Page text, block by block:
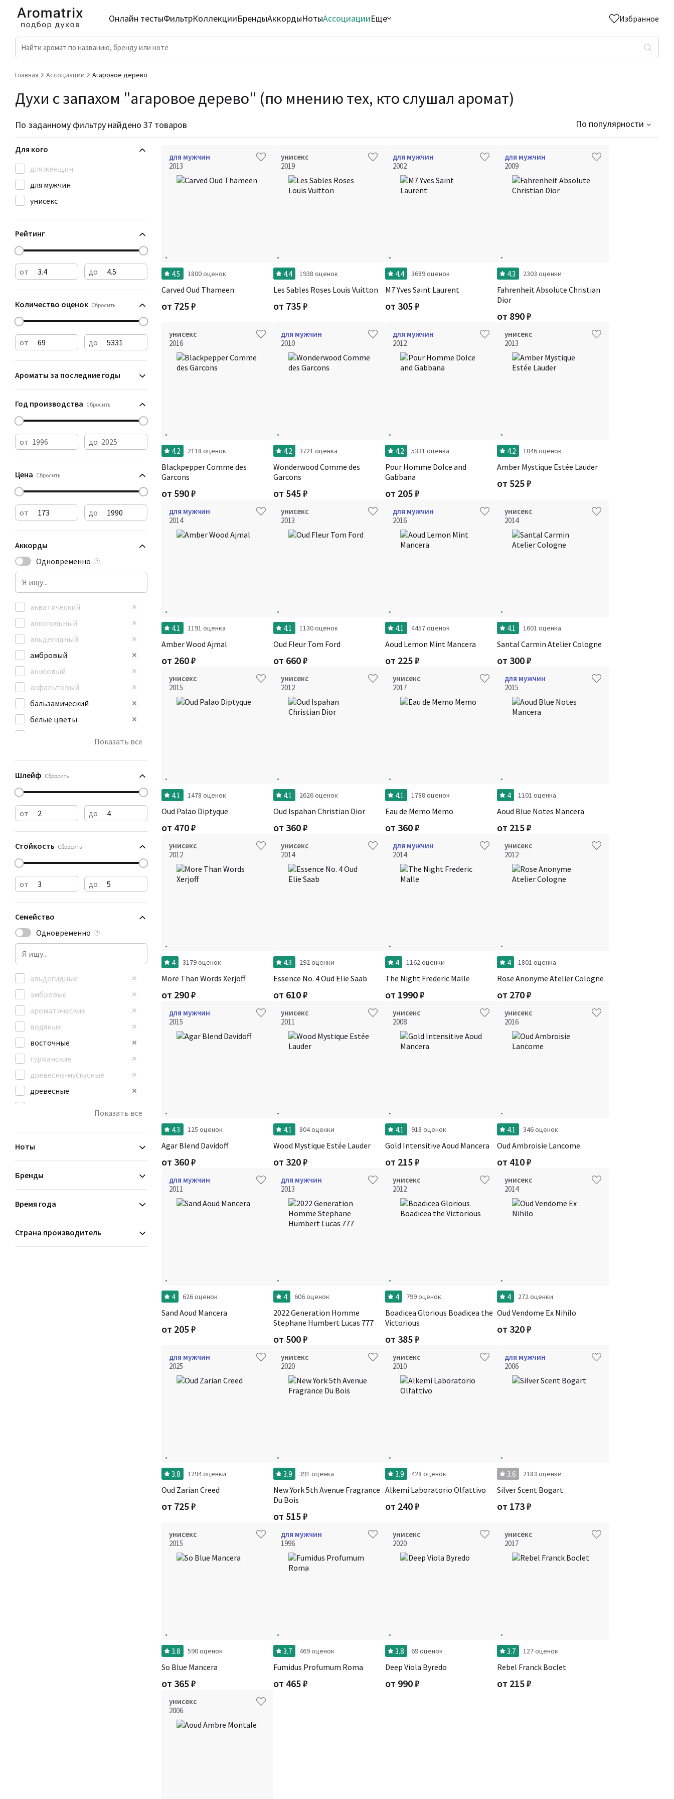
Онлайн тестыФильтрКоллекцииБрендыАккордыНотыАссоциацииЕще Избранное
Главная Ассоциации Агаровое дерево
Духи с запахом "агаровое дерево" (по мнению тех, кто слушал аромат)
По заданному фильтру найдено 37 товаров По популярности
Для кого
для женщин
для мужчин
унисекс
Рейтинг
от до
Количество оценок Сбросить
от до
Ароматы за последние годы
Год производства Сбросить
от до
Цена Сбросить
от до
Аккорды
Одновременно
?
акватический
алкогольный
альдегидный
амбровый
анисовый
асфальтовый
бальзамический
белые цветы
Показать все
Шлейф Сбросить
от до
Стойкость Сбросить
от до
Семейство
Одновременно
?
альдегидные
амбровые
ароматические
водяные
восточные
гурманские
древесно-мускусные
древесные
Показать все
Ноты
Бренды
Время года
Страна производитель
для мужчин
2013
4.5 1800 оценок
Carved Oud Thameen
от 725₽
унисекс
2019
4.4 1938 оценок
Les Sables Roses Louis Vuitton
от 735₽
для мужчин
2002
4.4 3689 оценок
M7 Yves Saint Laurent
от 305₽
для мужчин
2009
4.3 2303 оценки
Fahrenheit Absolute Christian
Dior
от 890₽
унисекс
2016
4.2 2118 оценок
Blackpepper Comme des
Garcons
от 590₽
для мужчин
2010
4.2 3721 оценка
Wonderwood Comme des
Garcons
от 545₽
для мужчин
2012
4.2 5331 оценка
Pour Homme Dolce and
Gabbana
от 205₽
унисекс
2013
4.2 1046 оценок
Amber Mystique Estée Lauder
от 525₽
для мужчин
2014
4.1 1191 оценка
Amber Wood Ajmal
от 260₽
унисекс
2013
4.1 1130 оценок
Oud Fleur Tom Ford
от 660₽
для мужчин
2016
4.1 4457 оценок
Aoud Lemon Mint Mancera
от 225₽
унисекс
2014
4.1 1601 оценка
Santal Carmin Atelier Cologne
от 300₽
унисекс
2015
4.1 1478 оценок
Oud Palao Diptyque
от 470₽
унисекс
2012
4.1 2626 оценок
Oud Ispahan Christian Dior
от 360₽
унисекс
2017
4.1 1788 оценок
Eau de Memo Memo
от 360₽
для мужчин
2015
4 1101 оценка
Aoud Blue Notes Mancera
от 215₽
унисекс
2012
4 3179 оценок
More Than Words Xerjoff
от 290₽
унисекс
2014
4.3 292 оценки
Essence No. 4 Oud Elie Saab
от 610₽
для мужчин
2014
4 1162 оценки
The Night Frederic Malle
от 1990₽
унисекс
2012
4 1801 оценка
Rose Anonyme Atelier Cologne
от 270₽
для мужчин
2015
4.3 125 оценок
Agar Blend Davidoff
от 360₽
унисекс
2011
4.1 804 оценки
Wood Mystique Estée Lauder
от 320₽
унисекс
2008
4.1 918 оценок
Gold Intensitive Aoud Mancera
от 215₽
унисекс
2016
4.1 346 оценок
Oud Ambroisie Lancome
от 410₽
для мужчин
2011
4 626 оценок
Sand Aoud Mancera
от 205₽
для мужчин
2013
4 606 оценок
2022 Generation Homme
Stephane Humbert Lucas 777
от 500₽
унисекс
2012
4 799 оценок
Boadicea Glorious Boadicea the
Victorious
от 385₽
унисекс
2014
4 272 оценки
Oud Vendome Ex Nihilo
от 320₽
для мужчин
2025
3.8 1294 оценки
Oud Zarian Creed
от 725₽
унисекс
2020
3.9 391 оценка
New York 5th Avenue Fragrance
Du Bois
от 515₽
унисекс
2010
3.9 428 оценок
Alkemi Laboratorio Olfattivo
от 240₽
для мужчин
2006
3.6 2183 оценки
Silver Scent Bogart
от 173₽
унисекс
2015
3.8 590 оценок
So Blue Mancera
от 365₽
для мужчин
1996
3.7 469 оценок
Fumidus Profumum Roma
от 465₽
унисекс
2020
3.8 69 оценок
Deep Viola Byredo
от 990₽
унисекс
2017
3.7 127 оценок
Rebel Franck Boclet
от 215₽
унисекс
2006